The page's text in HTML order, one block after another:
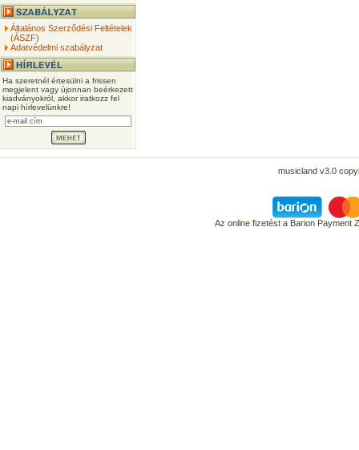
Általános Szerződési Feltételek
(ÁSZF)
Adatvédelmi szabályzat
Ha szeretnél értesülni a frissen
megjelent vagy újonnan beérkezett
kiadványokról, akkor iratkozz fel
napi hírlevelünkre!
musicland v3.0
Az online fizetést a Barion Payment